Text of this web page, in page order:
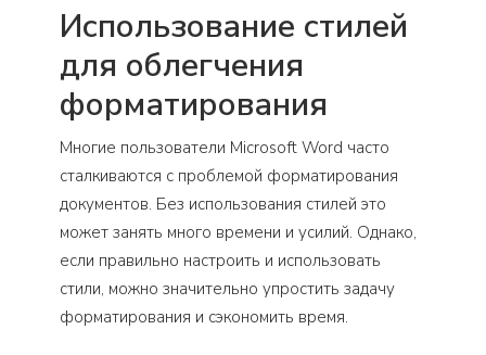
Использование стилей
для облегчения
форматирования
Многие пользователи Microsoft Word часто
сталкиваются с проблемой форматирования
документов. Без использования стилей это
может занять много времени и усилий. Однако,
если правильно настроить и использовать
стили, можно значительно упростить задачу
форматирования и сэкономить время.